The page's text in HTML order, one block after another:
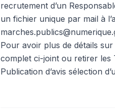
recrutement d’un
un fichier unique par mail à
Pour avoir plus de détails
complet ci-joint ou retirer les
Publication d’avis sélection